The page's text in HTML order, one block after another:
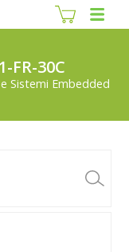
FR-30C
Sistemi Embedded